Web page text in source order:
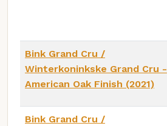
Bink Grand Cru /
Winterkoninkske Grand Cru -
American Oak Finish (2021)
Bink Grand Cru /